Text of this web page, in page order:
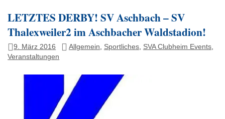
LETZTES DERBY! SV Aschbach – SV
Thalexweiler2 im Aschbacher Waldstadion!
9. März 2016 Allgemein, Sportliches, SVA Clubheim Events,
Veranstaltungen